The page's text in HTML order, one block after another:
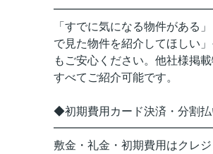
「すでに気になる物件がある
で見た物件を紹介してほしい
もご安心ください。他社様掲載
すべてご紹介可能です。
◆初期費用カード決済・分割
敷金・礼金・初期費用はクレ